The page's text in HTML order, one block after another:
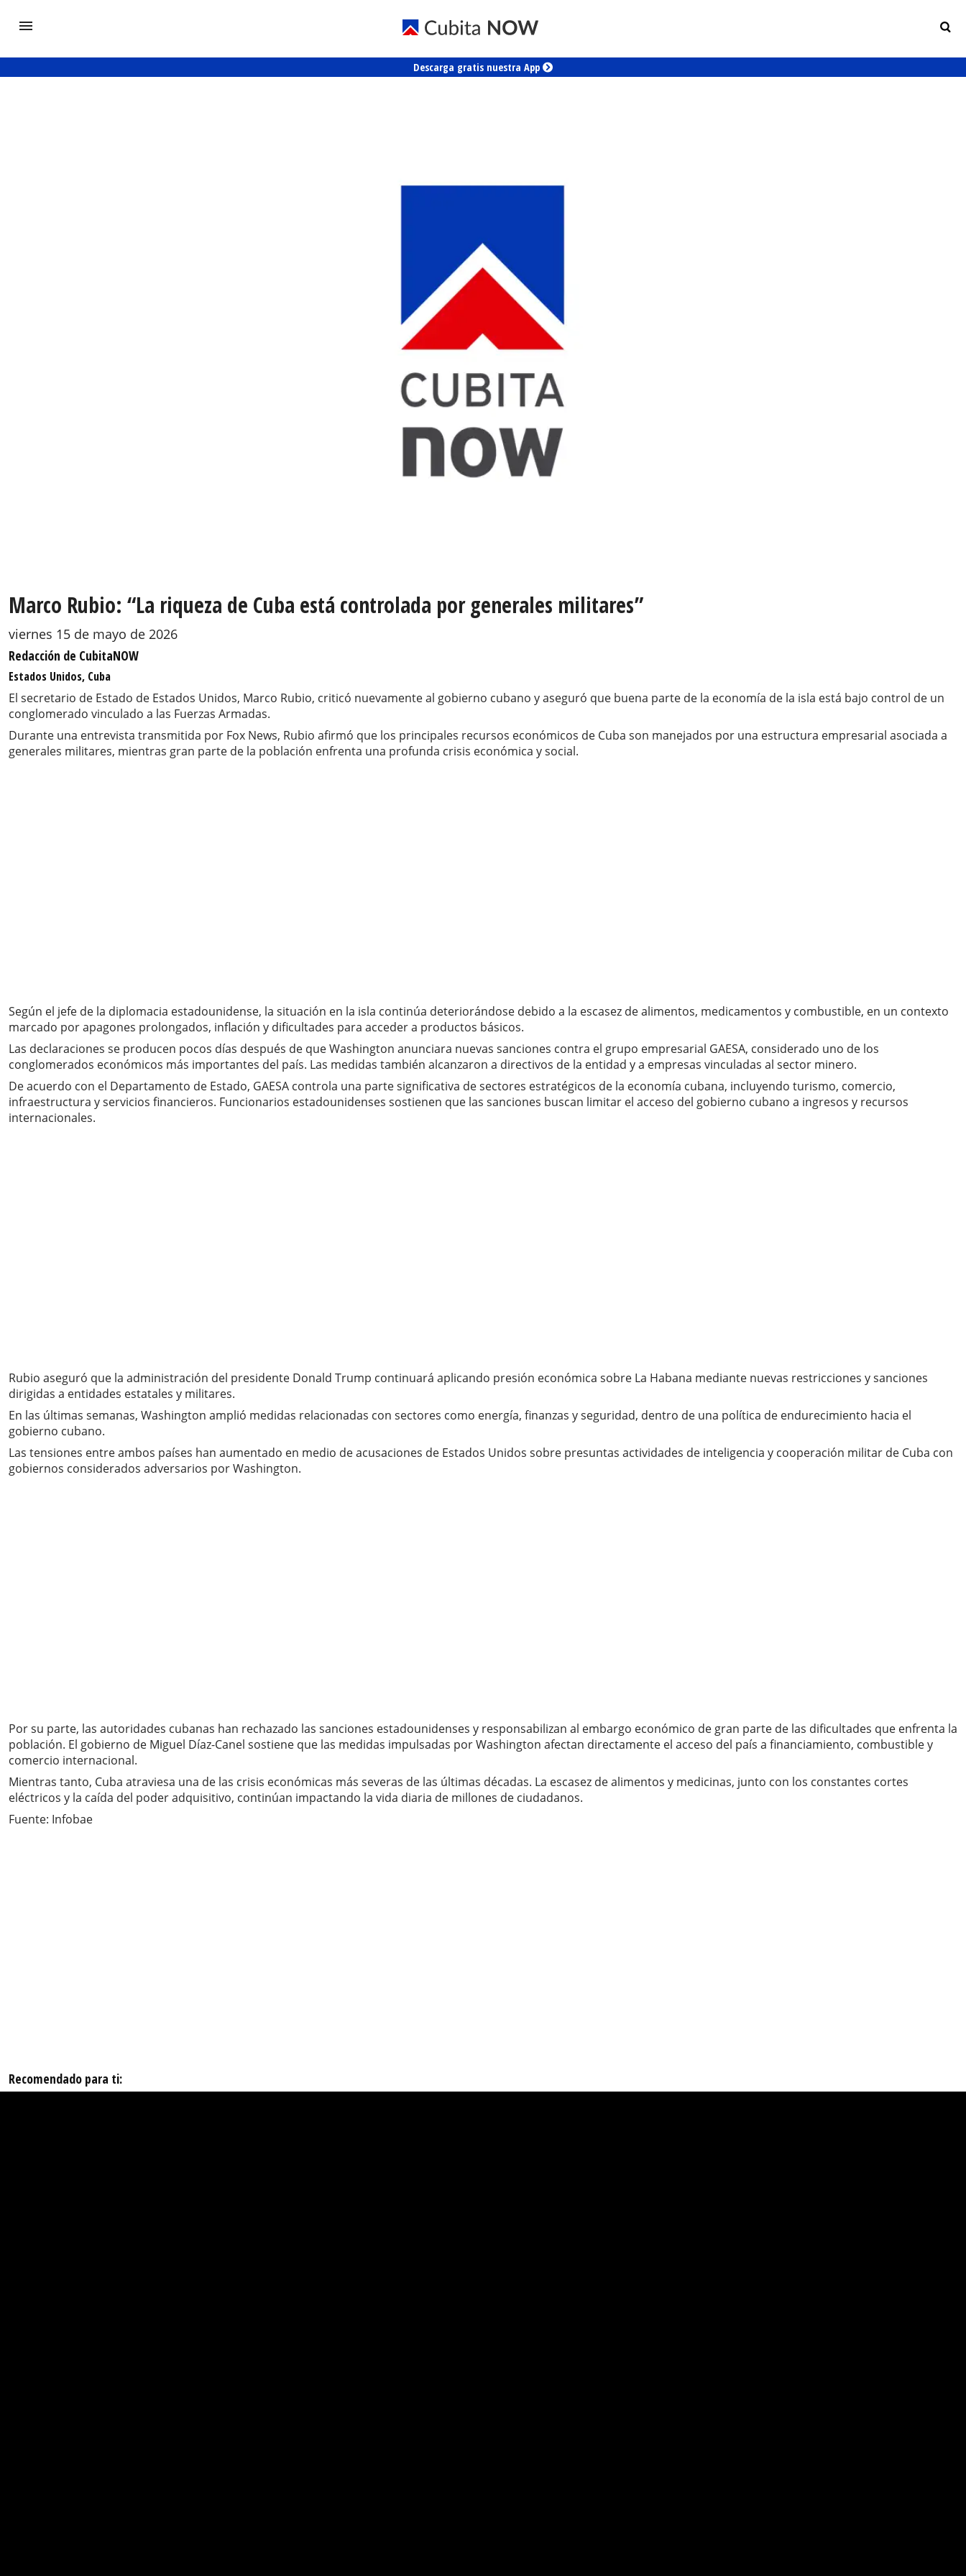
Descarga gratis nuestra App
Marco Rubio: “La riqueza de Cuba está controlada por generales militares”
viernes 15 de mayo de 2026
Redacción de CubitaNOW
Estados Unidos, Cuba
El secretario de Estado de Estados Unidos, Marco Rubio, criticó nuevamente al gobierno cubano y aseguró que buena parte de la economía de la isla está bajo control de un
conglomerado vinculado a las Fuerzas Armadas.
Durante una entrevista transmitida por Fox News, Rubio afirmó que los principales recursos económicos de Cuba son manejados por una estructura empresarial asociada a
generales militares, mientras gran parte de la población enfrenta una profunda crisis económica y social.
Según el jefe de la diplomacia estadounidense, la situación en la isla continúa deteriorándose debido a la escasez de alimentos, medicamentos y combustible, en un contexto
marcado por apagones prolongados, inflación y dificultades para acceder a productos básicos.
Las declaraciones se producen pocos días después de que Washington anunciara nuevas sanciones contra el grupo empresarial GAESA, considerado uno de los
conglomerados económicos más importantes del país. Las medidas también alcanzaron a directivos de la entidad y a empresas vinculadas al sector minero.
De acuerdo con el Departamento de Estado, GAESA controla una parte significativa de sectores estratégicos de la economía cubana, incluyendo turismo, comercio,
infraestructura y servicios financieros. Funcionarios estadounidenses sostienen que las sanciones buscan limitar el acceso del gobierno cubano a ingresos y recursos
internacionales.
Rubio aseguró que la administración del presidente Donald Trump continuará aplicando presión económica sobre La Habana mediante nuevas restricciones y sanciones
dirigidas a entidades estatales y militares.
En las últimas semanas, Washington amplió medidas relacionadas con sectores como energía, finanzas y seguridad, dentro de una política de endurecimiento hacia el
gobierno cubano.
Las tensiones entre ambos países han aumentado en medio de acusaciones de Estados Unidos sobre presuntas actividades de inteligencia y cooperación militar de Cuba con
gobiernos considerados adversarios por Washington.
Por su parte, las autoridades cubanas han rechazado las sanciones estadounidenses y responsabilizan al embargo económico de gran parte de las dificultades que enfrenta la
población. El gobierno de Miguel Díaz-Canel sostiene que las medidas impulsadas por Washington afectan directamente el acceso del país a financiamiento, combustible y
comercio internacional.
Mientras tanto, Cuba atraviesa una de las crisis económicas más severas de las últimas décadas. La escasez de alimentos y medicinas, junto con los constantes cortes
eléctricos y la caída del poder adquisitivo, continúan impactando la vida diaria de millones de ciudadanos.
Fuente: Infobae
Recomendado para ti: